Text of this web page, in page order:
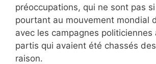
préoccupations, qui ne sont pas
pourtant au mouvement mondial
avec les campagnes politiciennes
partis qui avaient été chassés
raison.